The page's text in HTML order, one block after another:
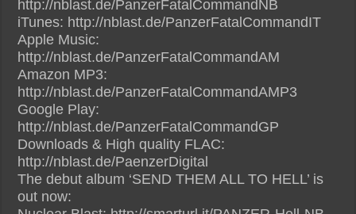
http://nblast.de/PanzerFatalCommandNB
iTunes: http://nblast.de/PanzerFatalCommandIT
Apple Music:
http://nblast.de/PanzerFatalCommandAM
Amazon MP3:
http://nblast.de/PanzerFatalCommandAMP3
Google Play:
http://nblast.de/PanzerFatalCommandGP
Downloads & High quality FLAC:
http://nblast.de/PaenzerDigital
The debut album ‘SEND THEM ALL TO HELL’ is
out now: